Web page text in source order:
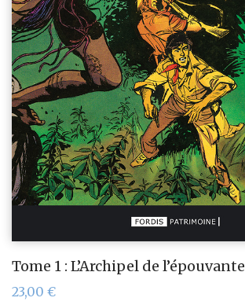
Tome 1 : L’Archipel de l’épouvante
23,00 €